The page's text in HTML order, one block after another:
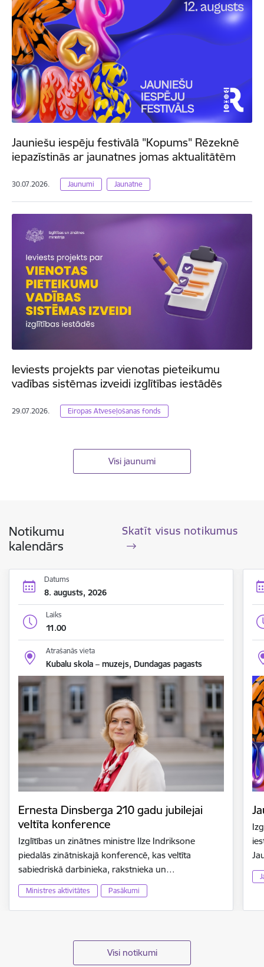
Jauniešu iespēju festivālā "Kopums" Rēzeknē
iepazīstinās ar jaunatnes jomas aktualitātēm
30.07.2026. Jaunumi Jaunatne
Ieviests projekts par vienotas pieteikumu
vadības sistēmas izveidi izglītības iestādēs
29.07.2026. Eiropas Atveseļošanas fonds
Visi jaunumi
Notikumu
kalendārs
Skatīt visus notikumus
Datums
8. augusts, 2026
Laiks
11.00
Atrašanās vieta
Kubalu skola – muzejs, Dundagas pagasts
Ernesta Dinsberga 210 gadu jubilejai
veltīta konference
Izglītības un zinātnes ministre Ilze Indriksone
piedalās zinātniskajā konferencē, kas veltīta
sabiedriskā darbinieka, rakstnieka un…
Ministres aktivitātes Pasākumi
Visi notikumi